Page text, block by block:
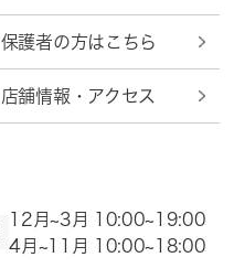
保護者の方はこちら
店舗情報・アクセス
12月~3月 10:00~19:00
4月~11月 10:00~18:00